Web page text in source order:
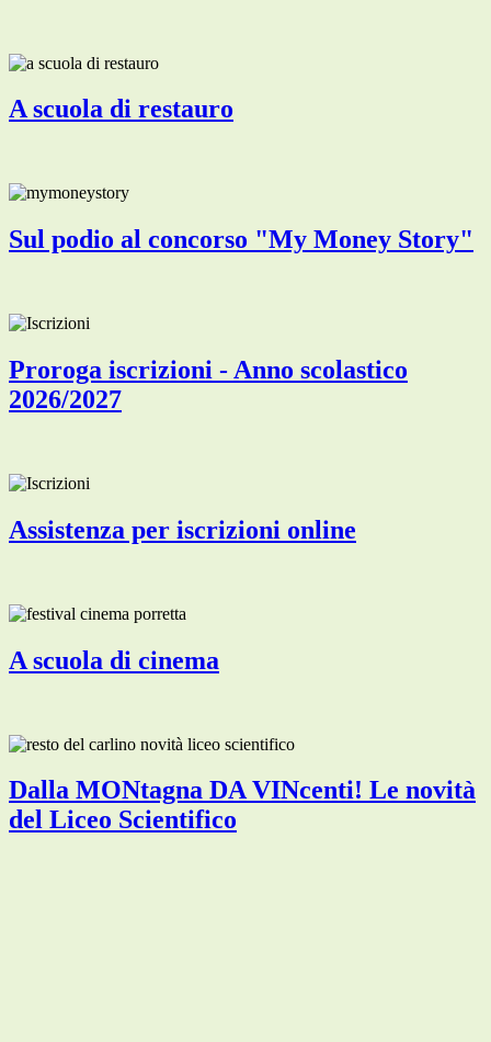
A scuola di restauro
Sul podio al concorso "My Money Story"
Proroga iscrizioni - Anno scolastico
2026/2027
Assistenza per iscrizioni online
A scuola di cinema
Dalla MONtagna DA VINcenti! Le novità
del Liceo Scientifico